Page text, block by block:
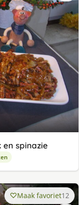
spinazie
Maak favoriet12